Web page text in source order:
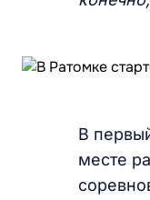
В
месте